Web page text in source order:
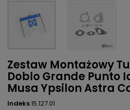
Zestaw Montażowy
Doblo Grande Punto
Musa Ypsilon Astra
Indeks15.127.01